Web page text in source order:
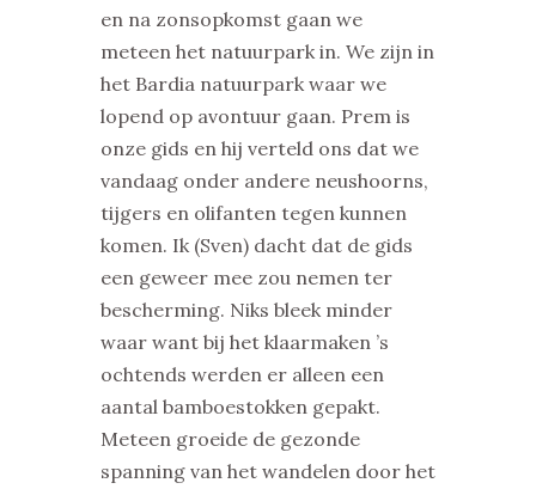
en na zonsopkomst gaan we
meteen het natuurpark in. We zijn in
het Bardia natuurpark waar we
lopend op avontuur gaan. Prem is
onze gids en hij verteld ons dat we
vandaag onder andere neushoorns,
tijgers en olifanten tegen kunnen
komen. Ik (Sven) dacht dat de gids
een geweer mee zou nemen ter
bescherming. Niks bleek minder
waar want bij het klaarmaken ’s
ochtends werden er alleen een
aantal bamboestokken gepakt.
Meteen groeide de gezonde
spanning van het wandelen door het